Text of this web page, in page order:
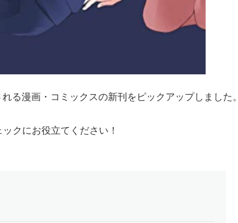
る漫画・コミックスの新刊をピックアップしました。
クにお役立てください！